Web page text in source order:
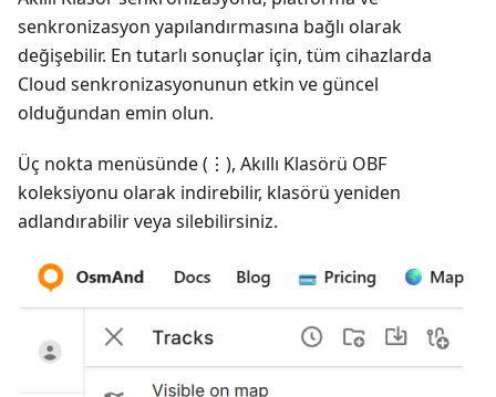
senkronizasyon yapılandırmasına bağlı olarak
değişebilir. En tutarlı sonuçlar için, tüm cihazlarda
Cloud senkronizasyonunun etkin ve güncel
olduğundan emin olun.
Üç nokta menüsünde (⋮), Akıllı Klasörü OBF
koleksiyonu olarak indirebilir, klasörü yeniden
adlandırabilir veya silebilirsiniz.